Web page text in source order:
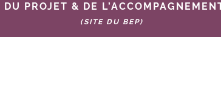
DU PROJET & DE
(SITE DU BEP)